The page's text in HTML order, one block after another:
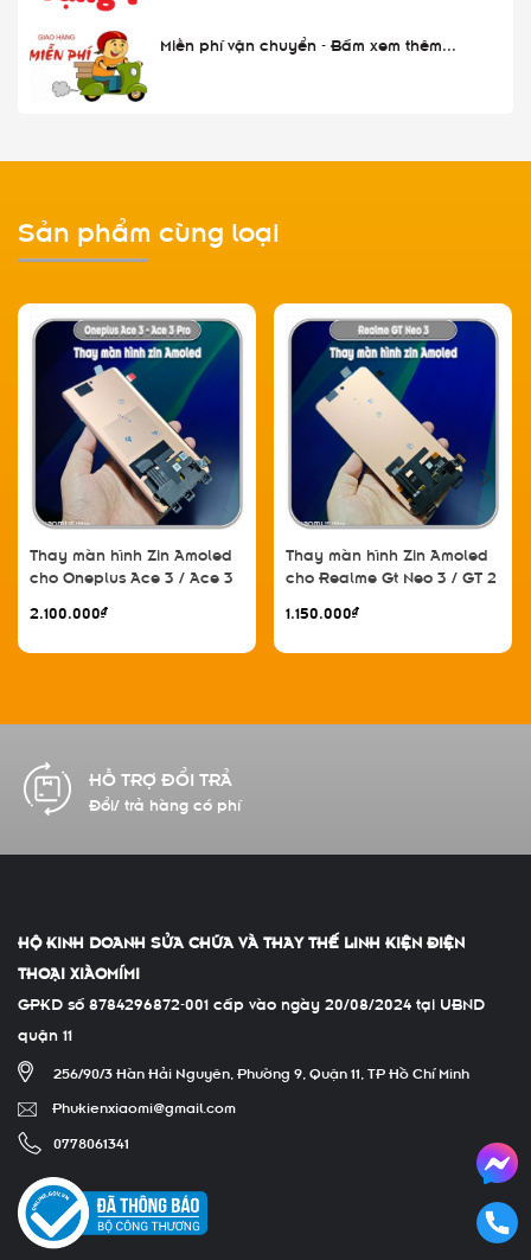
Miễn phí vận chuyển - Bấm xem thêm...
Sản phẩm cùng loại
Thay màn hình Zin Amoled
cho Oneplus Ace 3 / Ace 3
Neo 6 / GT Neo 6 Pro / GT
2.100.000₫
Thay màn hình Zin Amoled
cho Realme Gt Neo 3 / GT 2
Pro 5G / 1+ 10R
1.150.000₫
CAM KẾT CHẤT LƯỢNG
Hàng chính hãng 100%
HỘ KINH DOANH SỬA CHỮA VÀ THAY THẾ LINH KIỆN ĐIỆN
THOẠI XIÀOMÍMI
GPKD số 8784296872-001 cấp vào ngày 20/08/2024 tại UBND
quận 11
256/90/3 Hàn Hải Nguyên, Phường 9, Quận 11, TP Hồ Chí Minh
Phukienxiaomi@gmail.com
0778061341